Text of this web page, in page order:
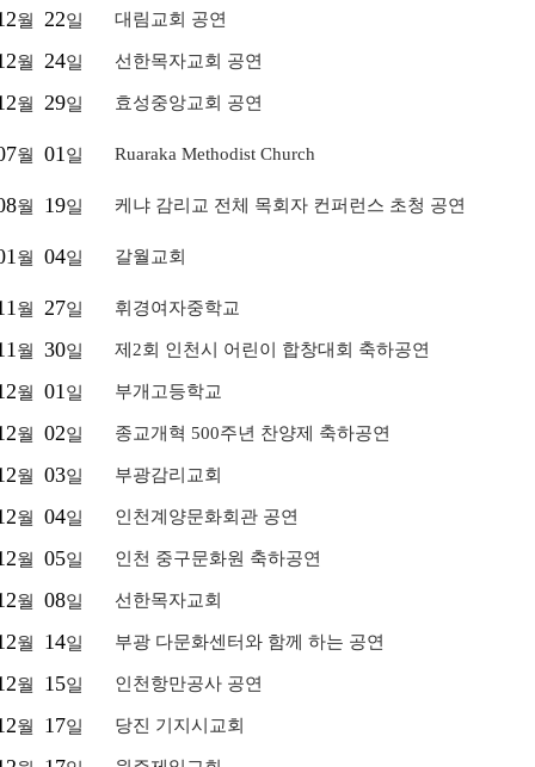
월 22일 대림교회 공연
월 24일 선한목자교회 공연
월 29일 효성중앙교회 공연
월 01일 Ruaraka Methodist Church
월 19일 케냐 감리교 전체 목회자 컨퍼런스 초청 공연
월 04일 갈월교회
월 27일 휘경여자중학교
월 30일 제2회 인천시 어린이 합창대회 축하공연
월 01일 부개고등학교
월 02일 종교개혁 500주년 찬양제 축하공연
월 03일 부광감리교회
월 04일 인천계양문화회관 공연
월 05일 인천 중구문화원 축하공연
월 08일 선한목자교회
월 14일 부광 다문화센터와 함께 하는 공연
월 15일 인천항만공사 공연
월 17일 당진 기지시교회